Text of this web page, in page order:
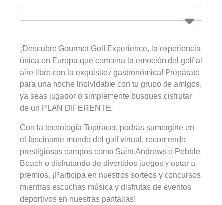
¡Descubre Gourmet Golf Experience, la experiencia
única en Europa que combina la emoción del golf al
aire libre con la exquisitez gastronómica! Prepárate
para una noche inolvidable con tu grupo de amigos,
ya seas jugador o simplemente busques disfrutar
de un PLAN DIFERENTE.
Con la tecnología Toptracer, podrás sumergirte en
el fascinante mundo del golf virtual, recorriendo
prestigiosos campos como Saint Andrews o Pebble
Beach o disfrutando de divertidos juegos y optar a
premios. ¡Participa en nuestros sorteos y concursos
mientras escuchas música y disfrutas de eventos
deportivos en nuestras pantallas!